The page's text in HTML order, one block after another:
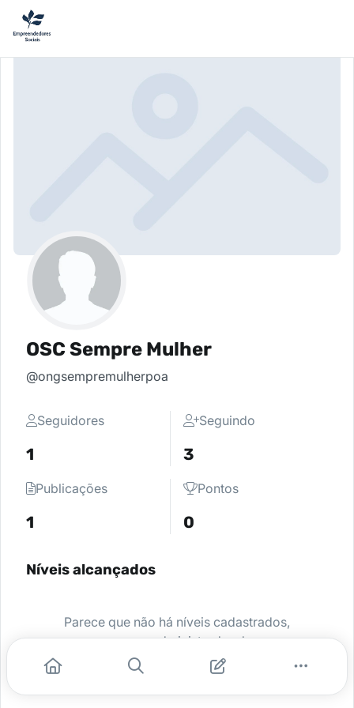
OSC Sempre Mulher
@ongsempremulherpoa
Seguidores
1
Seguindo
3
Publicações
1
Pontos
0
Níveis alcançados
Parece que não há níveis cadastrados,
peça para o administrador da sua
comunidade ativar e comece a se